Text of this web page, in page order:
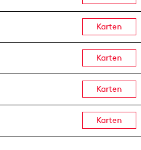
Karten
Karten
Karten
Karten